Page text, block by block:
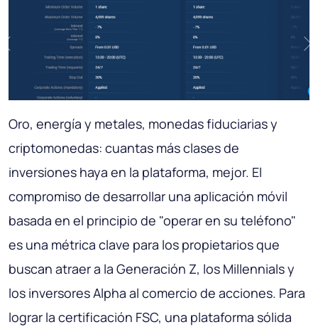
Oro, energía y metales, monedas fiduciarias y
criptomonedas: cuantas más clases de
inversiones haya en la plataforma, mejor. El
compromiso de desarrollar una aplicación móvil
basada en el principio de "operar en su teléfono"
es una métrica clave para los propietarios que
buscan atraer a la Generación Z, los Millennials y
los inversores Alpha al comercio de acciones. Para
lograr la certificación FSC, una plataforma sólida